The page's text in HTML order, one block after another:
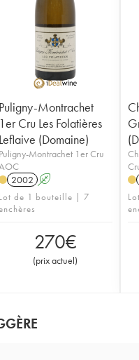
Puligny-Montrachet
1er Cru Les Folatières
Leflaive (Domaine)
Puligny-Montrachet 1er Cru
2002 A
Lot de 1 bouteille | 7
270€
(prix actuel)